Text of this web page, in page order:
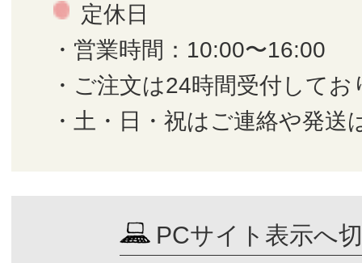
定休日
・営業時間：10:00〜16:00
・ご注文は24時間受付してお
・土・日・祝はご連絡や発送
PCサイト表示へ